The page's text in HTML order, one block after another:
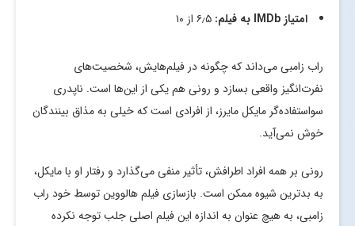
امتیاز IMDb به فیلم:
راب زامبی می‌داند که چگونه در فیلم‌هایش، شخصیت‌های
نفرت‌انگیز واقعی بسازد و رونی هم یکی از این‌ها است. ناپدری
سواستفاده‌گر مایکل مایرز، از افرادی است که خیلی به مذاق بینندگان
خوش نمی‌آید.
رونی بر همه افراد اطرافش، تأثیر منفی می‌گذارد و رفتار او با مایکل،
به بدترین شیوه ممکن است. بازسازی فیلم هالووین توسط خود راب
زامبی، به هیچ عنوان به اندازه این فیلم اصلی جلب توجه نکرده